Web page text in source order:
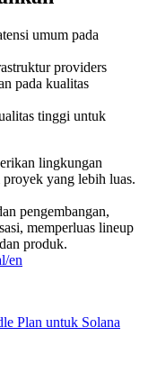
umum pada
providers
pada kualitas
tinggi untuk
lingkungan
yang lebih luas.
pengembangan,
memperluas lineup
produk.
en
Plan untuk Solana